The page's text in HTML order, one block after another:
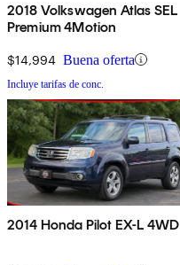
2018 Volkswagen Atlas SEL
Premium 4Motion
$14,994 Buena oferta
Incluye tarifas de conc.
2014 Honda Pilot EX-L 4WD